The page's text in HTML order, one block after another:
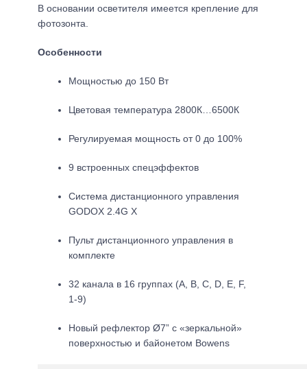
В основании осветителя имеется крепление для
фотозонта.
Особенности
Мощностью до 150 Вт
Цветовая температура 2800К…6500К
Регулируемая мощность от 0 до 100%
9 встроенных спецэффектов
Система дистанционного управления
GODOХ 2.4G X
Пульт дистанционного управления в
комплекте
32 канала в 16 группах (A, B, C, D, E, F,
1-9)
Новый рефлектор Ø7” с «зеркальной»
поверхностью и байонетом Bowens